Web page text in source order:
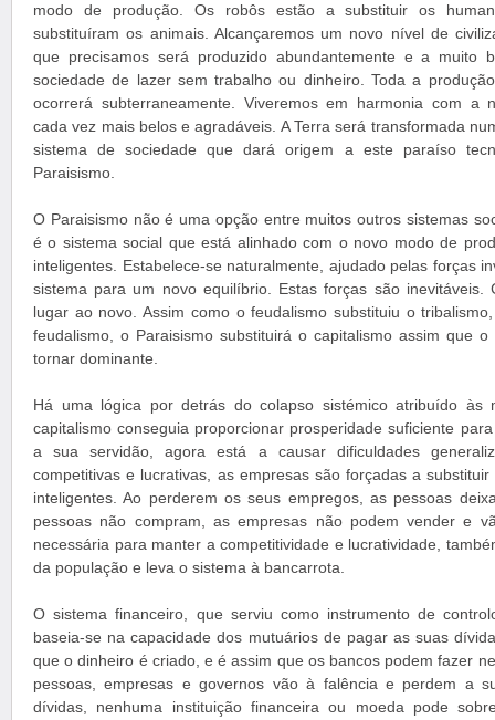
modo de produção. Os robôs estão a substituir os
substituíram os animais. Alcançaremos um novo nível de
que precisamos será produzido abundantemente e a muito
sociedade de lazer sem trabalho ou dinheiro. Toda a
ocorrerá subterraneamente. Viveremos em harmonia com a
cada vez mais belos e agradáveis. A Terra será transformada
sistema de sociedade que dará origem a este paraíso
Paraisismo.
O Paraisismo não é uma opção entre muitos outros sistemas
é o sistema social que está alinhado com o novo modo de
inteligentes. Estabelece-se naturalmente, ajudado pelas forças
sistema para um novo equilíbrio. Estas forças são inevitáveis.
lugar ao novo. Assim como o feudalismo substituiu o
feudalismo, o Paraisismo substituirá o capitalismo assim que
tornar dominante.
Há uma lógica por detrás do colapso sistémico atribuído às
capitalismo conseguia proporcionar prosperidade suficiente
a sua servidão, agora está a causar dificuldades
competitivas e lucrativas, as empresas são forçadas a
inteligentes. Ao perderem os seus empregos, as pessoas
pessoas não compram, as empresas não podem vender e
necessária para manter a competitividade e lucratividade,
da população e leva o sistema à bancarrota.
O sistema financeiro, que serviu como instrumento de
baseia-se na capacidade dos mutuários de pagar as suas
que o dinheiro é criado, e é assim que os bancos podem fazer
pessoas, empresas e governos vão à falência e perdem a
dívidas, nenhuma instituição financeira ou moeda pode